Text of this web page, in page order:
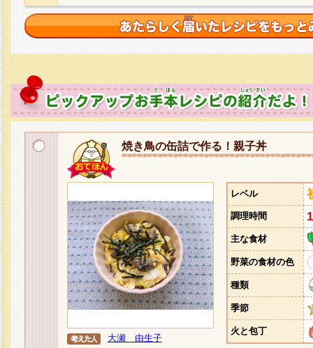
焼き鳥の缶詰で作る！親子丼
大瀬 由生子
レベル
調理時間
主な食材
野菜の食材の色
種類
季節
火と包丁